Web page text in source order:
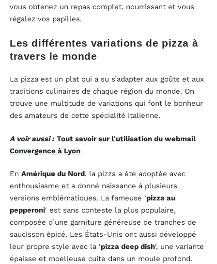
vous obtenez un repas complet, nourrissant et vous
régalez vos papilles.
Les différentes variations de pizza à
travers le monde
La pizza est un plat qui a su s’adapter aux goûts et aux
traditions culinaires de chaque région du monde. On
trouve une multitude de variations qui font le bonheur
des amateurs de cette spécialité italienne.
A voir aussi : Tout savoir sur l'utilisation du webmail
Convergence à Lyon
En Amérique du Nord, la pizza a été adoptée avec
enthousiasme et a donné naissance à plusieurs
versions emblématiques. La fameuse ‘pizza au
pepperoni‘ est sans conteste la plus populaire,
composée d’une garniture généreuse de tranches de
saucisson épicé. Les États-Unis ont aussi développé
leur propre style avec la ‘pizza deep dish‘, une variante
épaisse et moelleuse cuite dans un moule profond.